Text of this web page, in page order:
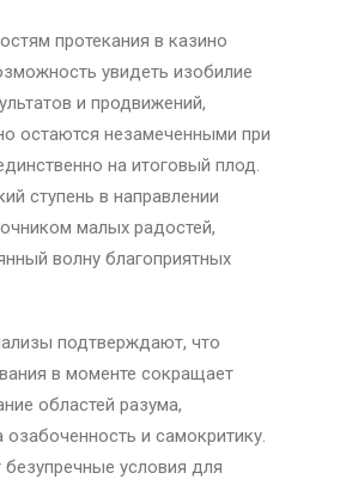
протекания в казино
увидеть изобилие
и продвижений,
остаются незамеченными при
на итоговый плод.
ступень в направлении
малых радостей,
волну благоприятных
подтверждают, что
в моменте сокращает
областей разума,
и самокритику.
условия для